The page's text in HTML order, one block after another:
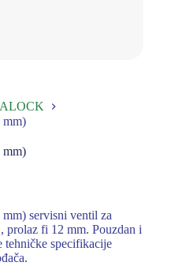
servisni ventil za
prolaz fi 12 mm. Pouzdan i
tehničke specifikacije